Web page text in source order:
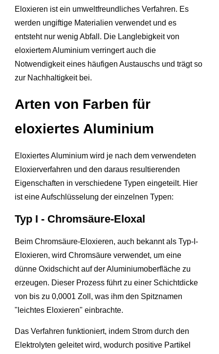
Eloxieren ist ein umweltfreundliches Verfahren. Es
werden ungiftige Materialien verwendet und es
entsteht nur wenig Abfall. Die Langlebigkeit von
eloxiertem Aluminium verringert auch die
Notwendigkeit eines häufigen Austauschs und trägt so
zur Nachhaltigkeit bei.
Arten von Farben für
eloxiertes Aluminium
Eloxiertes Aluminium wird je nach dem verwendeten
Eloxierverfahren und den daraus resultierenden
Eigenschaften in verschiedene Typen eingeteilt. Hier
ist eine Aufschlüsselung der einzelnen Typen:
Typ I - Chromsäure-Eloxal
Beim Chromsäure-Eloxieren, auch bekannt als Typ-I-
Eloxieren, wird Chromsäure verwendet, um eine
dünne Oxidschicht auf der Aluminiumoberfläche zu
erzeugen. Dieser Prozess führt zu einer Schichtdicke
von bis zu 0,0001 Zoll, was ihm den Spitznamen
"leichtes Eloxieren" einbrachte.
Das Verfahren funktioniert, indem Strom durch den
Elektrolyten geleitet wird, wodurch positive Partikel